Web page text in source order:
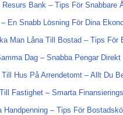
Resurs Bank – Tips För Snabbare
En Snabb Lösning För Dina
Man Låna Till Bostad – Tips För
Dag – Snabba Pengar Direkt
Till Hus På Arrendetomt – Allt Du
Fastighet – Smarta
Handpenning – Tips För